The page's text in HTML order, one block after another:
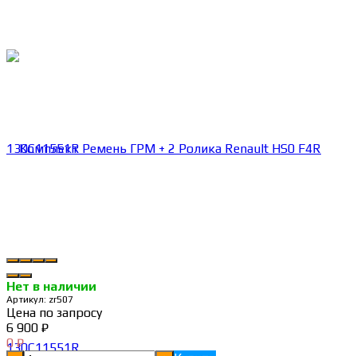
Нет в наличии
Артикул: zr507
Цена по запросу
6 900 ₽
0₽